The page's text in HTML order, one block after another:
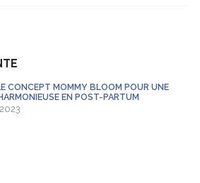
CONCEPT MOMMY BLOOM POUR UNE
EN POST-PARTUM